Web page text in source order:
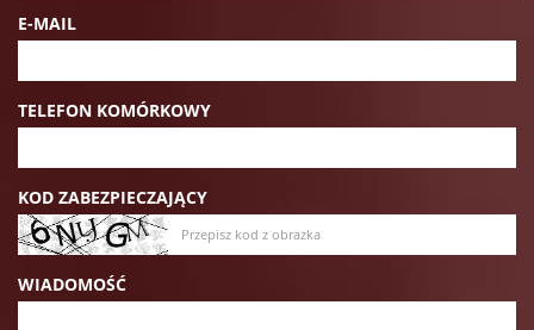
E-MAIL
TELEFON KOMÓRKOWY
KOD ZABEZPIECZAJĄCY
WIADOMOŚĆ